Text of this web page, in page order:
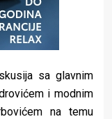
sa glavnim
i modnim
na temu